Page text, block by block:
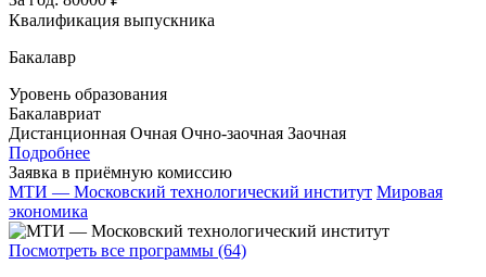
Квалификация выпускника
Бакалавр
Уровень образования
Бакалавриат
Дистанционная Очная Очно-заочная Заочная
Подробнее
Заявка в приёмную комиссию
МТИ — Московский технологический институт Мировая
экономика
Посмотреть все программы (64)